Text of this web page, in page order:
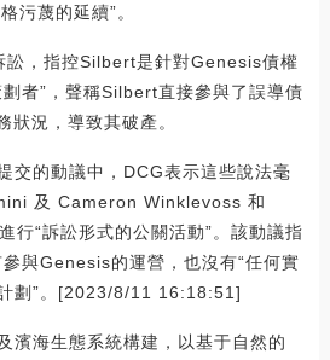
污蔑的延續”。
，指控Silbert是針對Genesis債權
劃者”，聲稱Silbert直接參與了誤導債
況，導致其破產。
交的動議中，DCG表示這些說法毫
及 Cameron Winklevoss 和
行“訴訟形式的公關活動”。該動議指
與Genesis的運營，也沒有“任何實
劃”。[2023/8/11 16:18:51]
濱海生態系統構建，以基于自然的